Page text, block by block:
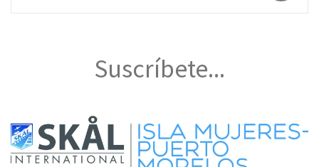
Suscríbete...